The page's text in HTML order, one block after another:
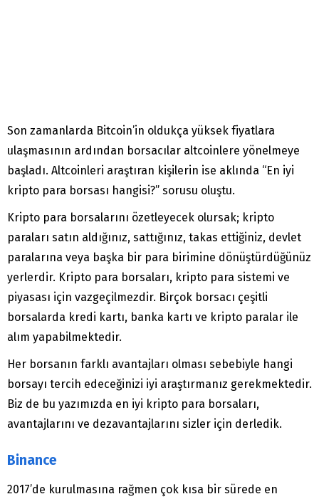
Son zamanlarda Bitcoin’in oldukça yüksek fiyatlara
ulaşmasının ardından borsacılar altcoinlere yönelmeye
başladı. Altcoinleri araştıran kişilerin ise aklında “En iyi
kripto para borsası hangisi?” sorusu oluştu.
Kripto para borsalarını özetleyecek olursak; kripto
paraları satın aldığınız, sattığınız, takas ettiğiniz, devlet
paralarına veya başka bir para birimine dönüştürdüğünüz
yerlerdir. Kripto para borsaları, kripto para sistemi ve
piyasası için vazgeçilmezdir. Birçok borsacı çeşitli
borsalarda kredi kartı, banka kartı ve kripto paralar ile
alım yapabilmektedir.
Her borsanın farklı avantajları olması sebebiyle hangi
borsayı tercih edeceğinizi iyi araştırmanız gerekmektedir.
Biz de bu yazımızda en iyi kripto para borsaları,
avantajlarını ve dezavantajlarını sizler için derledik.
Binance
2017’de kurulmasına rağmen çok kısa bir sürede en